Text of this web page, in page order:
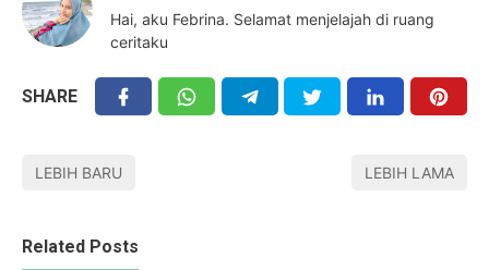
Hai, aku Febrina. Selamat menjelajah di ruang
ceritaku
SHARE
LEBIH BARU LEBIH LAMA
Related Posts